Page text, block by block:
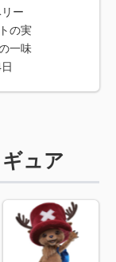
ー
の実
一味
ュア